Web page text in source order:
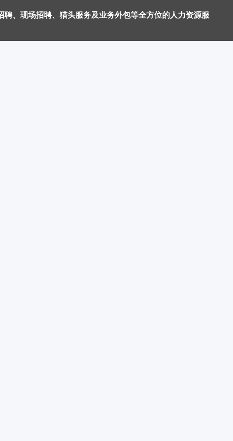
、现场招聘、猎头服务及业务外包等全方位的人力资源服